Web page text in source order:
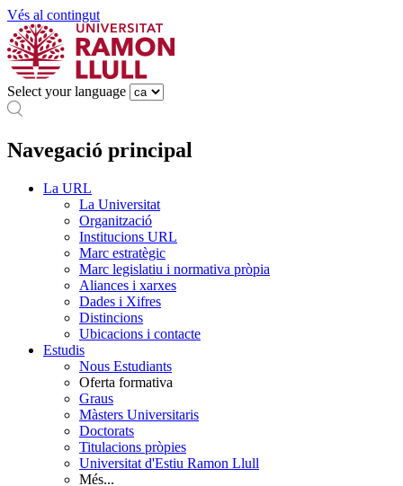
Vés al contingut
Select your language
Navegació principal
La URL
La Universitat
Organització
Institucions URL
Marc estratègic
Marc legislatiu i normativa pròpia
Aliances i xarxes
Dades i Xifres
Distincions
Ubicacions i contacte
Estudis
Nous Estudiants
Oferta formativa
Graus
Màsters Universitaris
Doctorats
Titulacions pròpies
Universitat d'Estiu Ramon Llull
Més...